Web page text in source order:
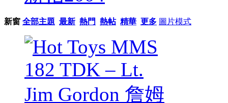
新窗 全部主題 最新 熱門 熱帖 精華 更多 圖片模式